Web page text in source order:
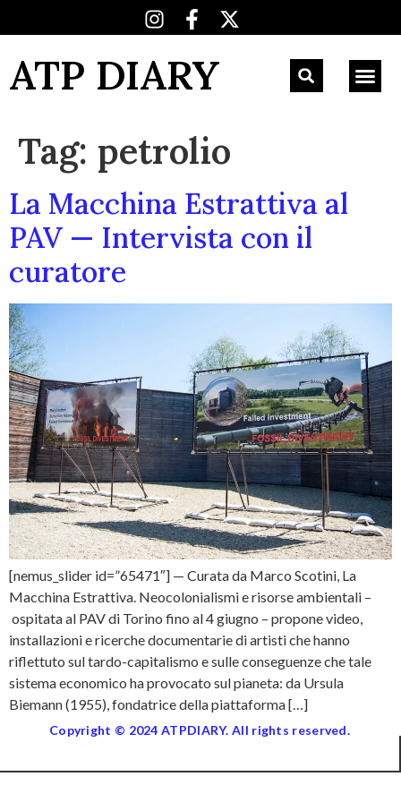
ATP DIARY
Tag: petrolio
La Macchina Estrattiva al
PAV — Intervista con il
curatore
[nemus_slider id=”65471″] — Curata da Marco Scotini, La
Macchina Estrattiva. Neocolonialismi e risorse ambientali –
ospitata al PAV di Torino fino al 4 giugno – propone video,
installazioni e ricerche documentarie di artisti che hanno
riflettuto sul tardo-capitalismo e sulle conseguenze che tale
sistema economico ha provocato sul pianeta: da Ursula
Biemann (1955), fondatrice della piattaforma […]
Copyright © 2024 ATPDIARY. All rights reserved.